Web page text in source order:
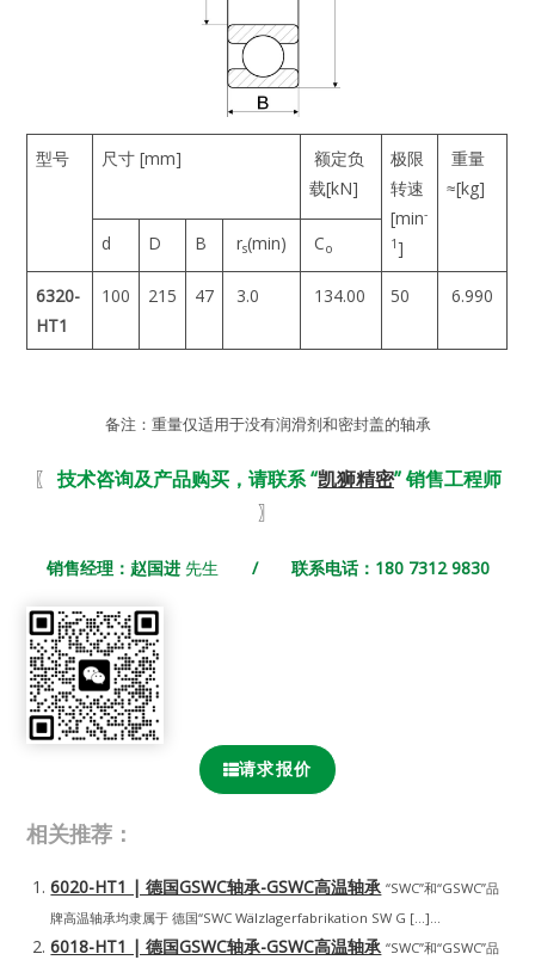
型号 尺寸 [mm]
额定负
载[kN]
极限
转速
[min-
1]
重量
≈[kg]
d D B rs(min) Co
6320-
HT1
100 215 47 3.0 134.00 50 6.990
备注：重量仅适用于没有润滑剂和密封盖的轴承
〖 技术咨询及产品购买，请联系 “凯狮精密” 销售工程师
〗
销售经理：赵国进 先生 / 联系电话：180 7312 9830
请求报价
相关推荐：
6020-HT1 | 德国GSWC轴承-GSWC高温轴承 “SWC”和“GSWC”品
牌高温轴承均隶属于 德国“SWC Wälzlagerfabrikation SW G […]...
6018-HT1 | 德国GSWC轴承-GSWC高温轴承 “SWC”和“GSWC”品